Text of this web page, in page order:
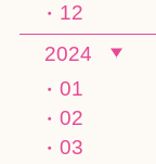
12
2024
01
02
03